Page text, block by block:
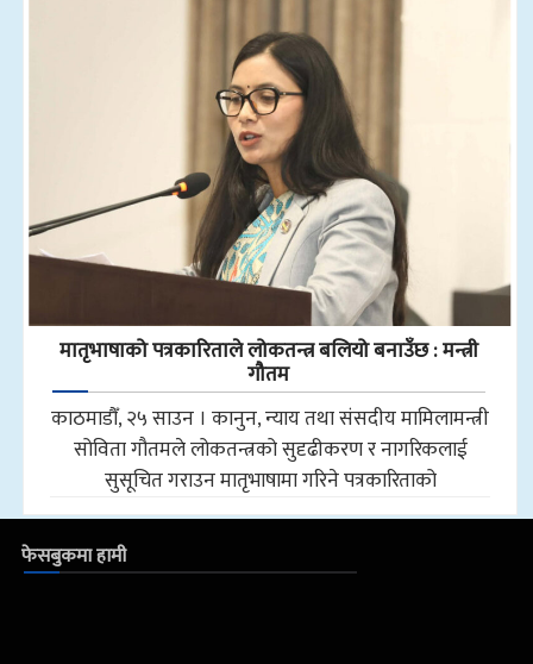
मातृभाषाको पत्रकारिताले लोकतन्त्र बलियो बनाउँछ : मन्त्री
गौतम
काठमाडौँ, २५ साउन । कानुन, न्याय तथा संसदीय मामिलामन्त्री
सोविता गौतमले लोकतन्त्रको सुदृढीकरण र नागरिकलाई
सुसूचित गराउन मातृभाषामा गरिने पत्रकारिताको
फेसबुकमा हामी